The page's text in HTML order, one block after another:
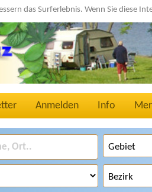
das Surferlebnis. Wenn Sie diese
Anmelden Info